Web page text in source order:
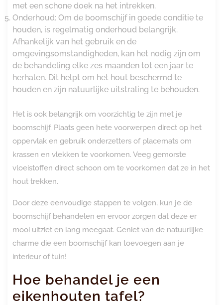
met een schone doek na het intrekken.
Onderhoud: Om de boomschijf in goede conditie te
houden, is regelmatig onderhoud belangrijk.
Afhankelijk van het gebruik en de
omgevingsomstandigheden, kan het nodig zijn om
de behandeling elke zes maanden tot een jaar te
herhalen. Dit helpt om het hout beschermd te
houden en zijn natuurlijke uitstraling te behouden.
Het is ook belangrijk om voorzichtig te zijn met je
boomschijf. Plaats geen hete voorwerpen direct op het
oppervlak en gebruik onderzetters of placemats om
krassen en vlekken te voorkomen. Veeg gemorste
vloeistoffen direct schoon om te voorkomen dat ze in het
hout trekken.
Door deze eenvoudige stappen te volgen, kun je de
boomschijf behandelen en ervoor zorgen dat deze er
mooi uitziet en lang meegaat. Geniet van de natuurlijke
charme die een boomschijf kan toevoegen aan je
interieur of tuin!
Hoe behandel je een
eikenhouten tafel?